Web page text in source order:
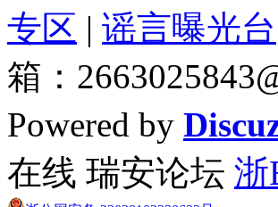
专区 | 谣言曝光台
箱：
Powered by
在线 瑞安论坛 浙